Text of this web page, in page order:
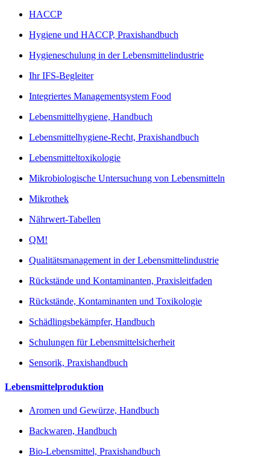
HACCP
Hygiene und HACCP, Praxishandbuch
Hygieneschulung in der Lebensmittelindustrie
Ihr IFS-Begleiter
Integriertes Managementsystem Food
Lebensmittelhygiene, Handbuch
Lebensmittelhygiene-Recht, Praxishandbuch
Lebensmitteltoxikologie
Mikrobiologische Untersuchung von Lebensmitteln
Mikrothek
Nährwert-Tabellen
QM!
Qualitätsmanagement in der Lebensmittelindustrie
Rückstände und Kontaminanten, Praxisleitfaden
Rückstände, Kontaminanten und Toxikologie
Schädlingsbekämpfer, Handbuch
Schulungen für Lebensmittelsicherheit
Sensorik, Praxishandbuch
Lebensmittelproduktion
Aromen und Gewürze, Handbuch
Backwaren, Handbuch
Bio-Lebensmittel, Praxishandbuch